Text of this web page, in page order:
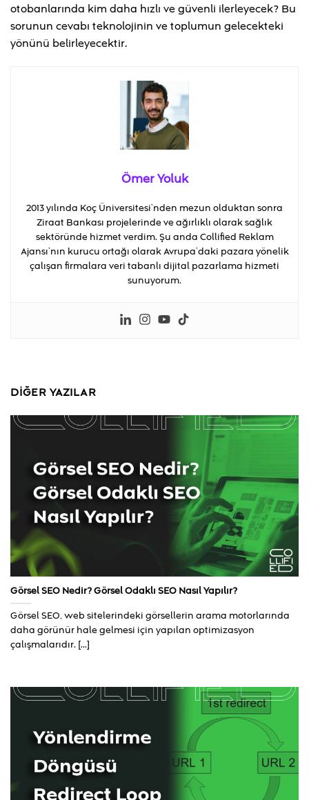
otobanlarında kim daha hızlı ve güvenli ilerleyecek? Bu
sorunun cevabı teknolojinin ve toplumun gelecekteki
yönünü belirleyecektir.
Ömer Yoluk
2013 yılında Koç Üniversitesi’nden mezun olduktan sonra
Ziraat Bankası projelerinde ve ağırlıklı olarak sağlık
sektöründe hizmet verdim. Şu anda Collified Reklam
Ajansı’nın kurucu ortağı olarak Avrupa’daki pazara yönelik
çalışan firmalara veri tabanlı dijital pazarlama hizmeti
sunuyorum.
DIĞER YAZILAR
Görsel SEO Nedir? Görsel Odaklı SEO Nasıl Yapılır?
Görsel SEO, web sitelerindeki görsellerin arama motorlarında
daha görünür hale gelmesi için yapılan optimizasyon
çalışmalarıdır. [...]